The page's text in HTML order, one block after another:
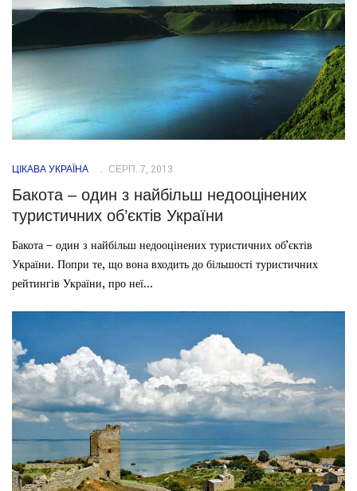
ЦІКАВА УКРАЇНА СЕРП. 7, 2013
Бакота – один з найбільш недооцінених
туристичних об’єктів України
Бакота – один з найбільш недооцінених туристичних об’єктів
України. Попри те, що вона входить до більшості туристичних
рейтингів України, про неї...